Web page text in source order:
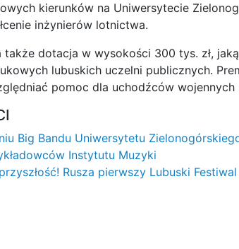
kierunków na Uniwersytecie
inżynierów lotnictwa.
dotacja w wysokości 300 tys. zł,
lubuskich uczelni publicznych.
pomoc dla uchodźców wojennych
Big Bandu Uniwersytetu
Instytutu Muzyki
Rusza pierwszy Lubuski